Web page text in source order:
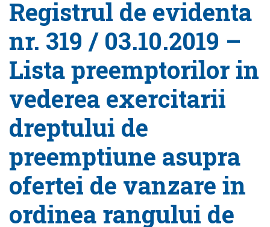
Registrul de evidenta
nr. 319 / 03.10.2019 –
Lista preemptorilor in
vederea exercitarii
dreptului de
preemptiune asupra
ofertei de vanzare in
ordinea rangului de